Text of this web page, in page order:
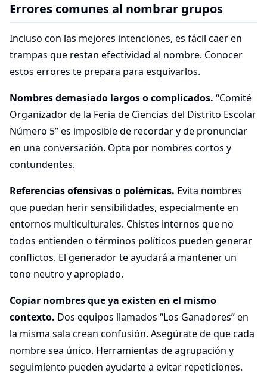
Errores comunes al nombrar grupos
Incluso con las mejores intenciones, es fácil caer en
trampas que restan efectividad al nombre. Conocer
estos errores te prepara para esquivarlos.
Nombres demasiado largos o complicados. “Comité
Organizador de la Feria de Ciencias del Distrito Escolar
Número 5” es imposible de recordar y de pronunciar
en una conversación. Opta por nombres cortos y
contundentes.
Referencias ofensivas o polémicas. Evita nombres
que puedan herir sensibilidades, especialmente en
entornos multiculturales. Chistes internos que no
todos entienden o términos políticos pueden generar
conflictos. El generador te ayudará a mantener un
tono neutro y apropiado.
Copiar nombres que ya existen en el mismo
contexto. Dos equipos llamados “Los Ganadores” en
la misma sala crean confusión. Asegúrate de que cada
nombre sea único. Herramientas de agrupación y
seguimiento pueden ayudarte a evitar repeticiones.